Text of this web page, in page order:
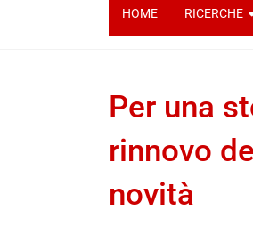
HOME RICERCHE
Per una
rinnovo
novità